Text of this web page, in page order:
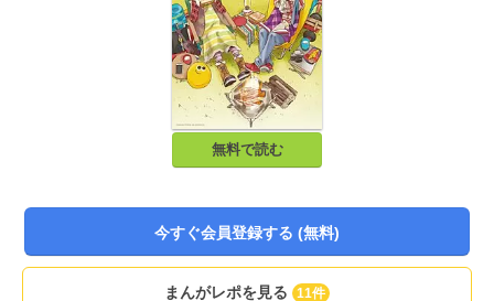
無料で読む
今すぐ会員登録する (無料)
まんがレポを見る 11件